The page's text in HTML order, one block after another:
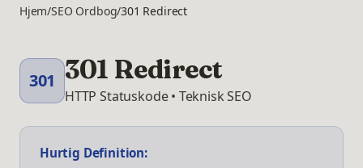
Hjem/SEO Ordbog/301 Redirect
301 301 Redirect
HTTP Statuskode • Teknisk SEO
Hurtig Definition: